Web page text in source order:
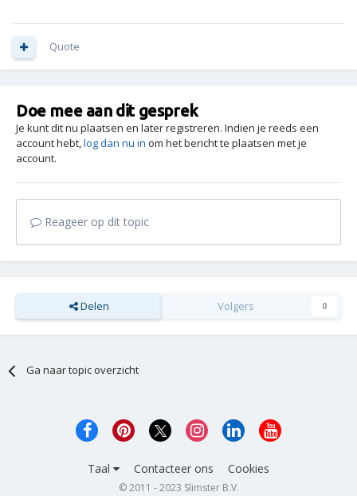
Quote
Doe mee aan dit gesprek
Je kunt dit nu plaatsen en later registreren. Indien je reeds een
account hebt,log dan nu in om het bericht te plaatsen met je
account.
Reageer op dit topic
Delen Volgers 0
Ga naar topic overzicht
Taal Contacteer ons Cookies
© 2011 - 2023 Slimster B.V.